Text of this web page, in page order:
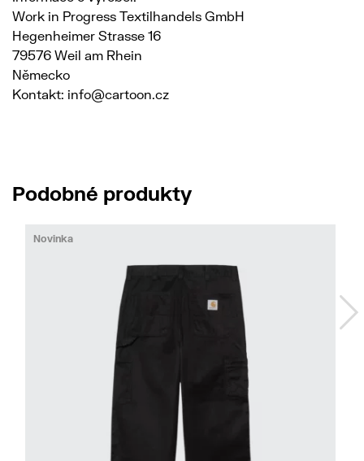
Work in Progress Textilhandels GmbH
Hegenheimer Strasse 16
79576 Weil am Rhein
Německo
Kontakt: info@cartoon.cz
Podobné produkty
Novinka